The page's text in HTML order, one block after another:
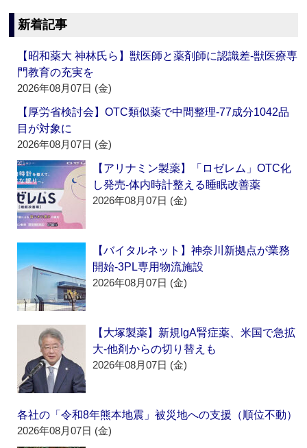
新着記事
【昭和薬大 神林氏ら】獣医師と薬剤師に認識差‐獣医療専
門教育の充実を
2026年08月07日 (金)
【厚労省検討会】OTC類似薬で中間整理‐77成分1042品
目が対象に
2026年08月07日 (金)
【アリナミン製薬】「ロゼレム」OTC化
し発売‐体内時計整える睡眠改善薬
2026年08月07日 (金)
【バイタルネット】神奈川新拠点が業務
開始‐3PL専用物流施設
2026年08月07日 (金)
【大塚製薬】新規IgA腎症薬、米国で急拡
大‐他剤からの切り替えも
2026年08月07日 (金)
各社の「令和8年熊本地震」被災地への支援（順位不動）
2026年08月07日 (金)